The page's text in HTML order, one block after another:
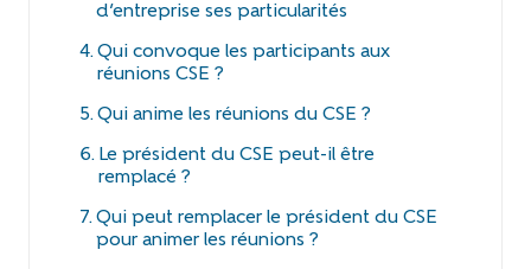
d’entreprise ses particularités
Qui convoque les participants aux
réunions CSE ?
Qui anime les réunions du CSE ?
Le président du CSE peut-il être
remplacé ?
Qui peut remplacer le président du CSE
pour animer les réunions ?